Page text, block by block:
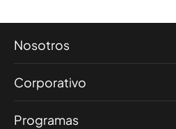
Nosotros
Corporativo
Programas